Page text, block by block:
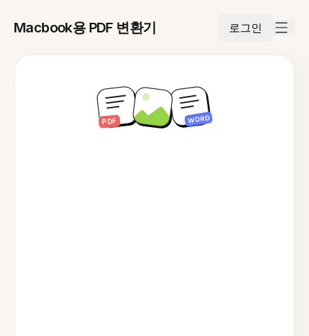
Macbook용 PDF 변환기 로그인